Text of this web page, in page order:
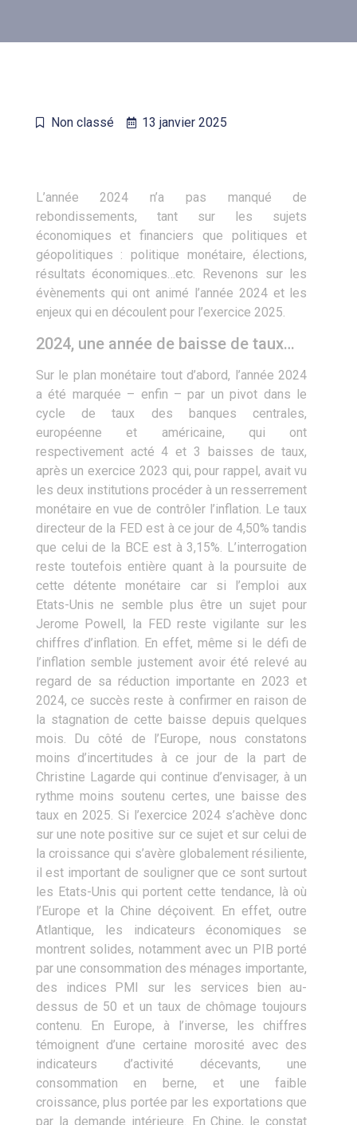
Non classé 13 janvier 2025
L’année 2024 n’a pas manqué de
rebondissements, tant sur les sujets
économiques et financiers que politiques et
géopolitiques : politique monétaire, élections,
résultats économiques…etc. Revenons sur les
évènements qui ont animé l’année 2024 et les
enjeux qui en découlent pour l’exercice 2025.
2024, une année de baisse de taux…
Sur le plan monétaire tout d’abord, l’année 2024
a été marquée – enfin ­– par un pivot dans le
cycle de taux des banques centrales,
européenne et américaine, qui ont
respectivement acté 4 et 3 baisses de taux,
après un exercice 2023 qui, pour rappel, avait vu
les deux institutions procéder à un resserrement
monétaire en vue de contrôler l’inflation. Le taux
directeur de la FED est à ce jour de 4,50% tandis
que celui de la BCE est à 3,15%. L’interrogation
reste toutefois entière quant à la poursuite de
cette détente monétaire car si l’emploi aux
Etats-Unis ne semble plus être un sujet pour
Jerome Powell, la FED reste vigilante sur les
chiffres d’inflation. En effet, même si le défi de
l’inflation semble justement avoir été relevé au
regard de sa réduction importante en 2023 et
2024, ce succès reste à confirmer en raison de
la stagnation de cette baisse depuis quelques
mois. Du côté de l’Europe, nous constatons
moins d’incertitudes à ce jour de la part de
Christine Lagarde qui continue d’envisager, à un
rythme moins soutenu certes, une baisse des
taux en 2025. Si l’exercice 2024 s’achève donc
sur une note positive sur ce sujet et sur celui de
la croissance qui s’avère globalement résiliente,
il est important de souligner que ce sont surtout
les Etats-Unis qui portent cette tendance, là où
l’Europe et la Chine déçoivent. En effet, outre
Atlantique, les indicateurs économiques se
montrent solides, notamment avec un PIB porté
par une consommation des ménages importante,
des indices PMI sur les services bien au-
dessus de 50 et un taux de chômage toujours
contenu. En Europe, à l’inverse, les chiffres
témoignent d’une certaine morosité avec des
indicateurs d’activité décevants, une
consommation en berne, et une faible
croissance, plus portée par les exportations que
par la demande intérieure. En Chine, le constat